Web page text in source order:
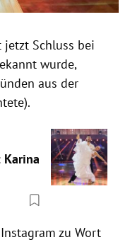
jetzt Schluss bei
wurde,
aus der
Karina
zu Wort